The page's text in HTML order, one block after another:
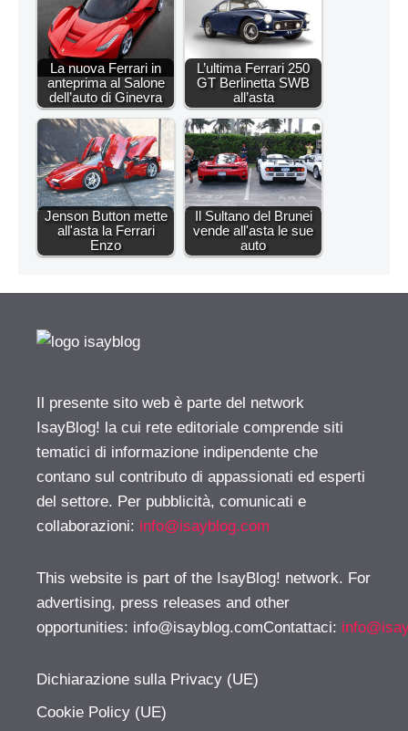
La nuova Ferrari in
anteprima al Salone
dell’auto di Ginevra
L’ultima Ferrari 250
GT Berlinetta SWB
all’asta
Jenson Button mette
all'asta la Ferrari
Enzo
Il Sultano del Brunei
vende all'asta le sue
auto
Il presente sito web è parte del network
IsayBlog! la cui rete editoriale comprende siti
tematici di informazione indipendente che
contano sul contributo di appassionati ed esperti
del settore. Per pubblicità, comunicati e
collaborazioni: info@isayblog.com
This website is part of the IsayBlog! network. For
advertising, press releases and other
opportunities: info@isayblog.comContattaci:
Dichiarazione sulla Privacy (UE)
Cookie Policy (UE)